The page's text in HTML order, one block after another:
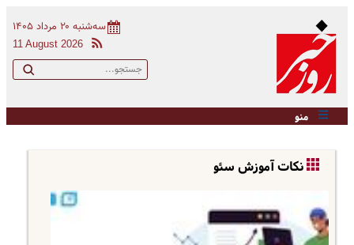
سه‌شنبه ۲۰ مرداد ۱۴۰۵
11 August 2026
منو
نکات آموزش سئو